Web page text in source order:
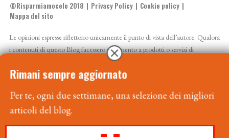
©Risparmiamocelo 2018 Privacy Policy
Cookie policy
Mappa del sito
Le opinioni espresse riflettono unicamente il punto di vista dell’autore. Qualora
i contenuti di questo Blog facessero riferimento a prodotti o servizi di
AcomeA sgr si invitano gli utenti prima dell’adesione a leggere attentamente il
prospetto e la documentazione precontrattuale resi disponibili sul sito
rialzo o al ribasso. Un investimento è soggetto al rischio di perdita. Rendimenti
passati non sono indicativi di quelli futuri.
Rimani sempre aggiornato
Per te, ogni due settimane, una selezione dei migliori
articoli del blog.